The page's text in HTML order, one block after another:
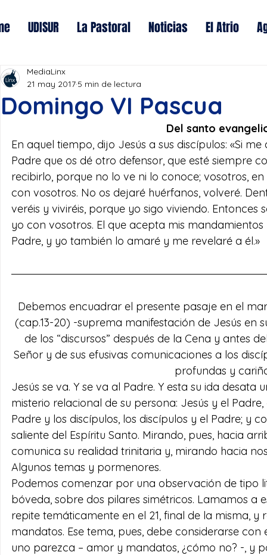
UDISUR La Pastoral Noticias El Atrio
Domingo VI Pascua
MediaLinx
21 may 2017 5 min de lectura
Del santo
En aquel tiempo, dijo Jesús a sus discípulos: «Si
Padre que os dé otro defensor, que esté siempre
recibirlo, porque no lo ve ni lo conoce; vosotros,
con vosotros. No os dejaré huérfanos, volveré.
veréis y viviréis, porque yo sigo viviendo.
yo con vosotros. El que acepta mis
Padre, y yo también lo amaré y me revelaré a él.»
Debemos encuadrar el presente pasaje en el
(cap.13-20) -suprema manifestación de Jesús en
de los “discursos” después de la Cena y antes
Señor y de sus efusivas comunicaciones a los
profundas y
Jesús se va. Y se va al Padre. Y esta su ida
misterio relacional de su persona: Jesús y el
Padre y los discípulos, los discípulos y el Padre; y
saliente del Espíritu Santo. Mirando, pues, hacia
comunica su realidad trinitaria y, mirando hacia
Algunos temas y pormenores.
Podemos comenzar por una observación de tipo
bóveda, sobre dos pilares simétricos. Lama­mos a
repite temá­ticamente en el 21, final de la misma,
mandatos. Ese tema, pues, debe considerarse
uno parezca – amor y mandatos, ¿cómo no? -, y